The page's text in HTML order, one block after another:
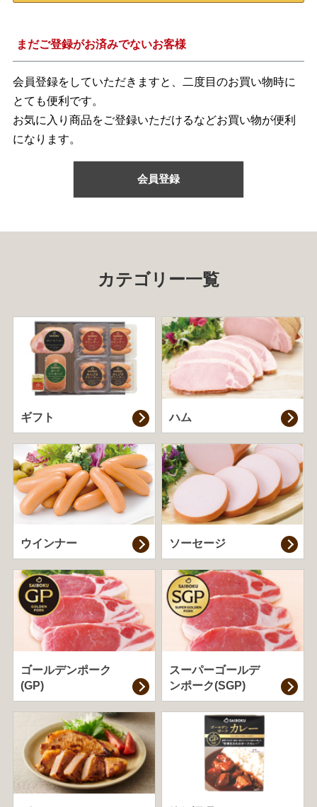
まだご登録がお済みでないお客様
会員登録をしていただきますと、二度目のお買い物時に
とても便利です。
お気に入り商品をご登録いただけるなどお買い物が便利
になります。
会員登録
カテゴリー一覧
ギフト ハム
ウインナー ソーセージ
ゴールデンポーク
(GP)
スーパーゴールデ
ンポーク(SGP)